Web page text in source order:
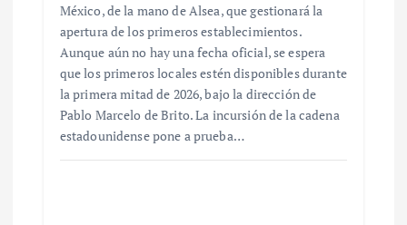
México, de la mano de Alsea, que gestionará la
apertura de los primeros establecimientos.
Aunque aún no hay una fecha oficial, se espera
que los primeros locales estén disponibles durante
la primera mitad de 2026, bajo la dirección de
Pablo Marcelo de Brito. La incursión de la cadena
estadounidense pone a prueba…